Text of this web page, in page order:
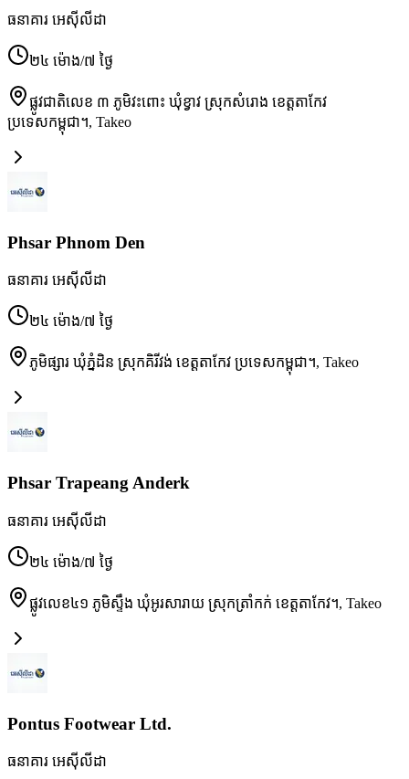
ធនាគារ អេស៊ីលីដា
២៤ ម៉ោង/៧ ថ្ងៃ
ផ្លូវជាតិលេខ ៣ ភូមិវះពោះ ឃុំខ្វាវ ស្រុកសំរោង ខេត្តតាកែវ
ប្រទេសកម្ពុជា។, Takeo
Phsar Phnom Den
ធនាគារ អេស៊ីលីដា
២៤ ម៉ោង/៧ ថ្ងៃ
ភូមិផ្សារ ឃុំភ្នំដិន ស្រុកគិរីវង់ ខេត្តតាកែវ ប្រទេសកម្ពុជា។, Takeo
Phsar Trapeang Anderk
ធនាគារ អេស៊ីលីដា
២៤ ម៉ោង/៧ ថ្ងៃ
ផ្លូវលេខ៤១ ភូមិស្ទឹង ឃុំអូរសារាយ ស្រុកត្រាំកក់ ខេត្តតាកែវ។, Takeo
Pontus Footwear Ltd.
ធនាគារ អេស៊ីលីដា